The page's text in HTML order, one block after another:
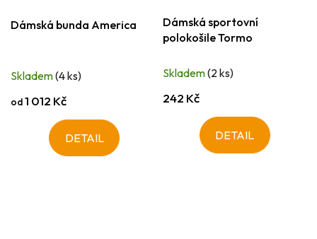
Dámská bunda America
Skladem(4 ks)
od1 012 Kč
DETAIL
Dámská sportovní
polokošile Tormo
Skladem(2 ks)
242 Kč
DETAIL